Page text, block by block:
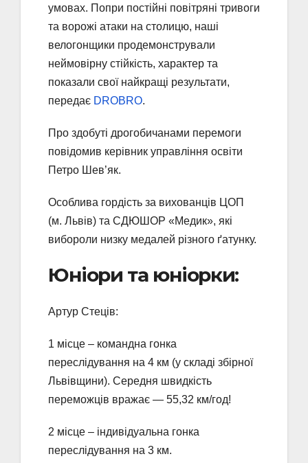
умовах. Попри постійні повітряні тривоги
та ворожі атаки на столицю, наші
велогонщики продемонстрували
неймовірну стійкість, характер та
показали свої найкращі результати,
передає DROBRO.
Про здобуті дрогобичанами перемоги
повідомив керівник управління освіти
Петро Шев’як.
Особлива гордість за вихованців ЦОП
(м. Львів) та СДЮШОР «Медик», які
вибороли низку медалей різного ґатунку.
Юніори та юніорки:
Артур Стеців:
1 місце – командна гонка
переслідування на 4 км (у складі збірної
Львівщини). Середня швидкість
переможців вражає — 55,32 км/год!
2 місце – індивідуальна гонка
переслідування на 3 км.